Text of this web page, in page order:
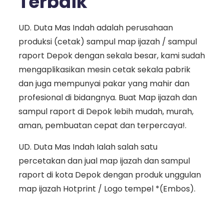
UD. Duta Mas Indah adalah perusahaan
produksi (cetak) sampul map ijazah / sampul
raport Depok dengan sekala besar, kami sudah
mengaplikasikan mesin cetak sekala pabrik
dan juga mempunyai pakar yang mahir dan
profesional di bidangnya. Buat Map ijazah dan
sampul raport di Depok lebih mudah, murah,
aman, pembuatan cepat dan terpercaya!.
UD. Duta Mas Indah Ialah salah satu
percetakan dan jual map ijazah dan sampul
raport di kota Depok dengan produk unggulan
map ijazah Hotprint / Logo tempel *(Embos).